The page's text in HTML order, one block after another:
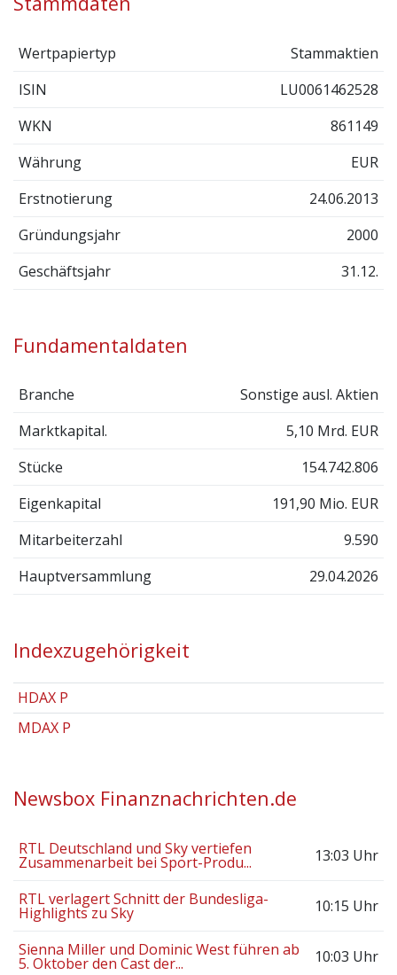
Wertpapiertyp
Stammaktien
ISIN
LU0061462528
WKN
861149
Währung
EUR
Erstnotierung
24.06.2013
Gründungsjahr
2000
Geschäftsjahr
31.12.
Fundamentaldaten
Branche
Sonstige ausl. Aktien
Marktkapital.
5,10 Mrd. EUR
Stücke
154.742.806
Eigenkapital
191,90 Mio. EUR
Mitarbeiterzahl
9.590
Hauptversammlung
29.04.2026
Indexzugehörigkeit
HDAX P
MDAX P
Newsbox Finanznachrichten.de
RTL Deutschland und Sky vertiefen
Zusammenarbeit bei Sport-Produ... 13:03 Uhr
RTL verlagert Schnitt der Bundesliga-
Highlights zu Sky 10:15 Uhr
Sienna Miller und Dominic West führen ab
5. Oktober den Cast der... 10:03 Uhr